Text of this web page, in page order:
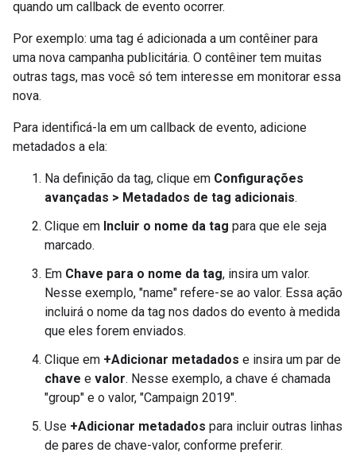
quando um callback de evento ocorrer.
Por exemplo: uma tag é adicionada a um contêiner para
uma nova campanha publicitária. O contêiner tem muitas
outras tags, mas você só tem interesse em monitorar essa
nova.
Para identificá-la em um callback de evento, adicione
metadados a ela:
Na definição da tag, clique em Configurações
avançadas > Metadados de tag adicionais.
Clique em Incluir o nome da tag para que ele seja
marcado.
Em Chave para o nome da tag, insira um valor.
Nesse exemplo, "name" refere-se ao valor. Essa ação
incluirá o nome da tag nos dados do evento à medida
que eles forem enviados.
Clique em +Adicionar metadados e insira um par de
chave e valor. Nesse exemplo, a chave é chamada
"group" e o valor, "Campaign 2019".
Use +Adicionar metadados para incluir outras linhas
de pares de chave-valor, conforme preferir.